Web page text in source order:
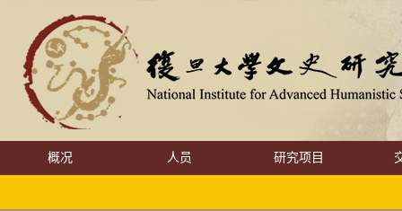
概况 人员 研究项目